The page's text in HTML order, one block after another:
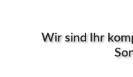
Wir sind Ihr